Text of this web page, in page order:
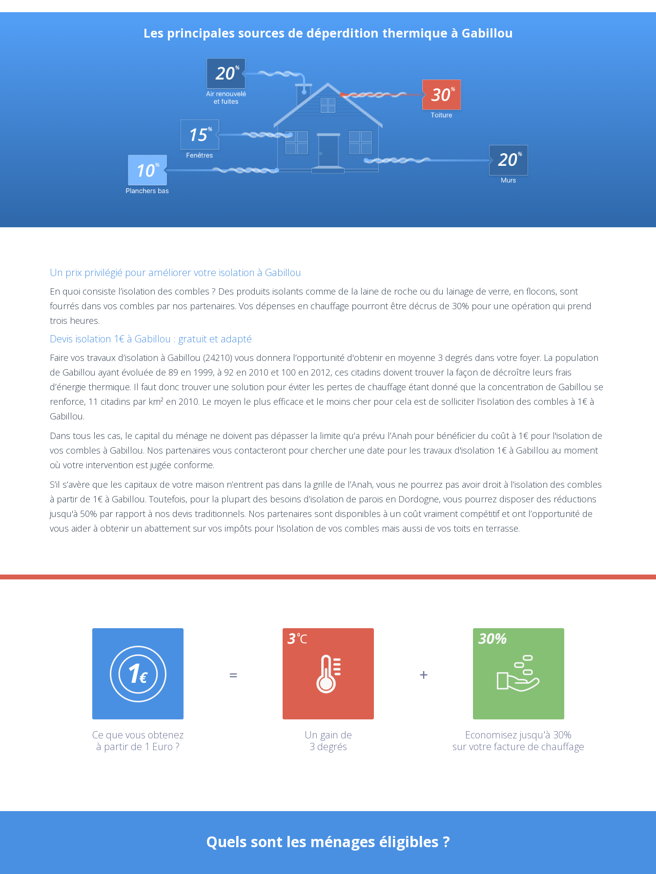
Les principales sources de déperdition thermique à Gabillou
Un prix privilégié pour améliorer votre isolation à Gabillou
En quoi consiste l’isolation des combles ? Des produits isolants comme de la laine de roche ou du lainage de verre, en flocons, sont
fourrés dans vos combles par nos partenaires. Vos dépenses en chauffage pourront être décrus de 30% pour une opération qui prend
trois heures.
Devis isolation 1€ à Gabillou : gratuit et adapté
Faire vos travaux d’isolation à Gabillou (24210) vous donnera l’opportunité d'obtenir en moyenne 3 degrés dans votre foyer. La population
de Gabillou ayant évoluée de 89 en 1999, à 92 en 2010 et 100 en 2012, ces citadins doivent trouver la façon de décroître leurs frais
d’énergie thermique. Il faut donc trouver une solution pour éviter les pertes de chauffage étant donné que la concentration de Gabillou se
renforce, 11 citadins par km² en 2010. Le moyen le plus efficace et le moins cher pour cela est de solliciter l’isolation des combles à 1€ à
Gabillou.
Dans tous les cas, le capital du ménage ne doivent pas dépasser la limite qu’a prévu l’Anah pour bénéficier du coût à 1€ pour l'isolation de
vos combles à Gabillou. Nos partenaires vous contacteront pour chercher une date pour les travaux d'isolation 1€ à Gabillou au moment
où votre intervention est jugée conforme.
S’il s’avère que les capitaux de votre maison n’entrent pas dans la grille de l’Anah, vous ne pourrez pas avoir droit à l’isolation des combles
à partir de 1€ à Gabillou. Toutefois, pour la plupart des besoins d’isolation de parois en Dordogne, vous pourrez disposer des réductions
jusqu'à 50% par rapport à nos devis traditionnels. Nos partenaires sont disponibles à un coût vraiment compétitif et ont l’opportunité de
vous aider à obtenir un abattement sur vos impôts pour l'isolation de vos combles mais aussi de vos toits en terrasse.
Ce que vous obtenez
à partir de 1 Euro ?
Un gain de
3 degrés
Economisez jusqu'à 30%
sur votre facture de chauffage
Quels sont les ménages éligibles ?